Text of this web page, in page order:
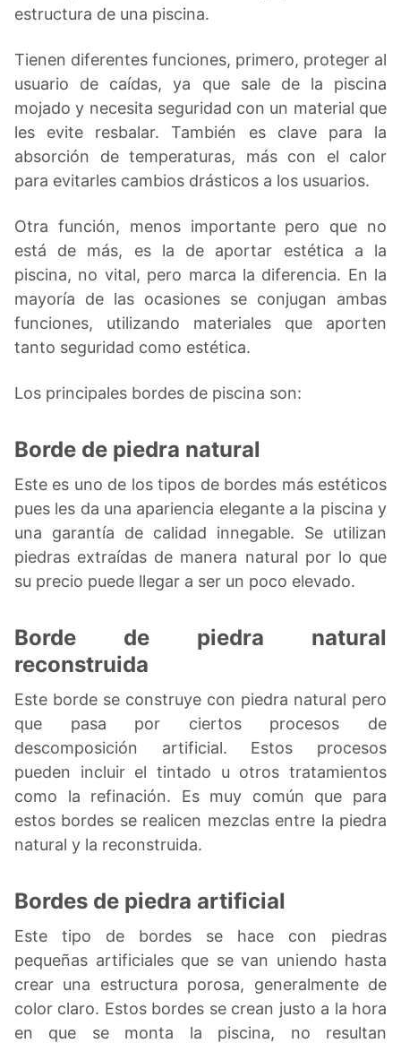
estructura de una piscina.
Tienen diferentes funciones, primero, proteger al
usuario de caídas, ya que sale de la piscina
mojado y necesita seguridad con un material que
les evite resbalar. También es clave para la
absorción de temperaturas, más con el calor
para evitarles cambios drásticos a los usuarios.
Otra función, menos importante pero que no
está de más, es la de aportar estética a la
piscina, no vital, pero marca la diferencia. En la
mayoría de las ocasiones se conjugan ambas
funciones, utilizando materiales que aporten
tanto seguridad como estética.
Los principales bordes de piscina son:
Borde de piedra natural
Este es uno de los tipos de bordes más estéticos
pues les da una apariencia elegante a la piscina y
una garantía de calidad innegable. Se utilizan
piedras extraídas de manera natural por lo que
su precio puede llegar a ser un poco elevado.
Borde de piedra natural
reconstruida
Este borde se construye con piedra natural pero
que pasa por ciertos procesos de
descomposición artificial. Estos procesos
pueden incluir el tintado u otros tratamientos
como la refinación. Es muy común que para
estos bordes se realicen mezclas entre la piedra
natural y la reconstruida.
Bordes de piedra artificial
Este tipo de bordes se hace con piedras
pequeñas artificiales que se van uniendo hasta
crear una estructura porosa, generalmente de
color claro. Estos bordes se crean justo a la hora
en que se monta la piscina, no resultan